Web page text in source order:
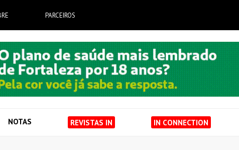
PARCEIROS
NOTAS REVISTAS IN IN CONNECTION